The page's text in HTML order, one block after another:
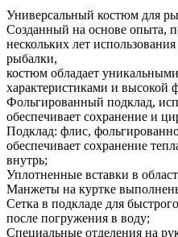
Универсальный костюм для
Созданный на основе опыта,
нескольких лет
рыбалки,
костюм обладает
характеристиками и высокой
Фольгированный подклад,
обеспечивает сохранение и
Подклад: флис,
обеспечивает сохранение
внутрь;
Уплотненные вставки в
Манжеты на куртке
Сетка в подкладе для
после погружения в воду;
Специальные отделения на